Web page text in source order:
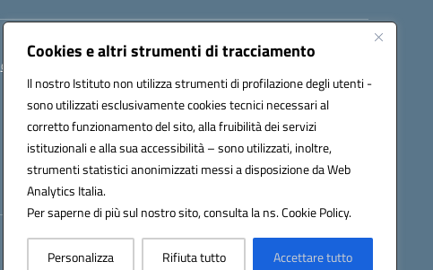
Cookies e altri strumenti di tracciamento
Il nostro Istituto non utilizza strumenti di profilazione degli utenti -
sono utilizzati esclusivamente cookies tecnici necessari al
corretto funzionamento del sito, alla fruibilità dei servizi
istituzionali e alla sua accessibilità – sono utilizzati, inoltre,
strumenti statistici anonimizzati messi a disposizione da Web
Analytics Italia.
Per saperne di più sul nostro sito, consulta la ns. Cookie Policy.
Personalizza Rifiuta tutto Accettare tutto
ceic88300b@pec.istruzione.it